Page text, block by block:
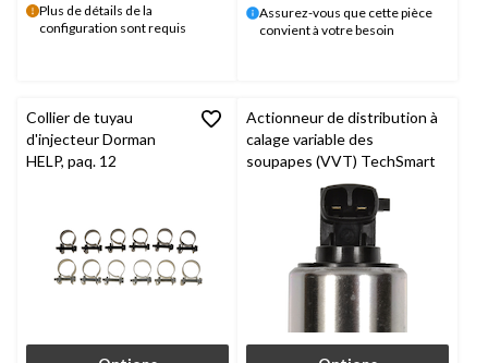
Plus de détails de la
configuration sont requis
Assurez-vous que cette pièce
convient à votre besoin
Collier de tuyau
d'injecteur Dorman
HELP, paq. 12
Actionneur de distribution à
calage variable des
soupapes (VVT) TechSmart